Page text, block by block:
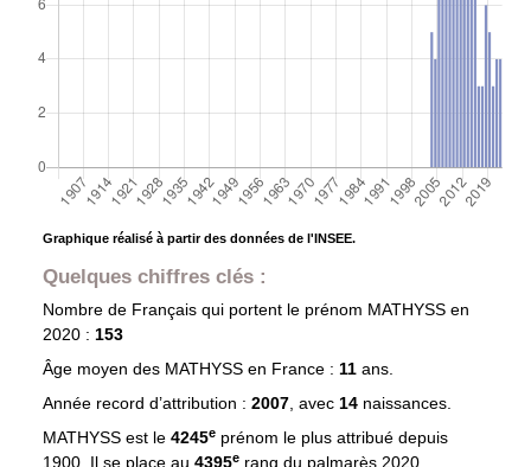
Graphique réalisé à partir des données de l'INSEE.
Quelques chiffres clés :
Nombre de Français qui portent le prénom MATHYSS en
2020 : 153
Âge moyen des MATHYSSen France : 11 ans.
Année record d’attribution : 2007, avec 14 naissances.
MATHYSS est le 4245eprénom le plus attribué depuis
1900. Il se place au 4395e rang du palmarès 2020.